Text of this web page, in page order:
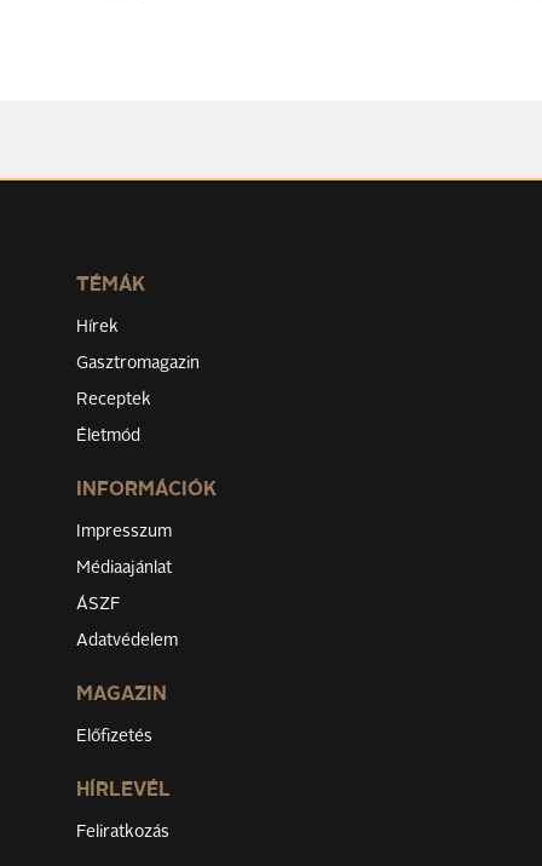
TÉMÁK
Hírek
Gasztromagazin
Receptek
Életmód
INFORMÁCIÓK
Impresszum
Médiaajánlat
ÁSZF
Adatvédelem
MAGAZIN
Előfizetés
HÍRLEVÉL
Feliratkozás